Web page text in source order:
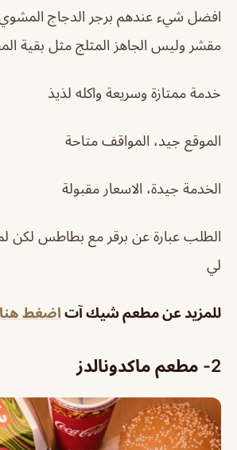
افضل شيء عندهم برجر الدجاج
مقشر وليس الجاهز المثلج مثل بقية
خدمة ممتازة وسريعة واكله لذيذ
الموقع جيد، المواقف متاحة
الخدمة جيدة، الاسعار مقبولة
الطلب عبارة عن برقر مع بطاطس لكن
لي
للمزيد عن مطعم شيك آت اضغط هنا
2- مطعم ماكدونالدز